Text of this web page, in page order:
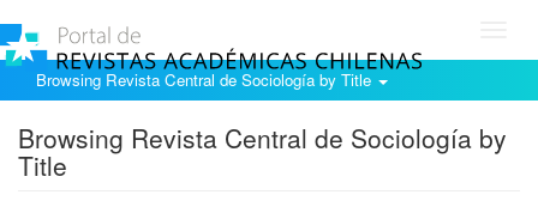
Browsing Revista Central de Sociología by Title
Browsing Revista Central de Sociología by
Title